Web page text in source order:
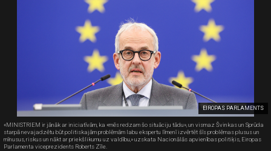
EIROPAS PARLAMENTS
«MINISTRIEM ir jānāk ar iniciatīvām, ka «mēs redzam šo situāciju tādu», un vismaz Švinkas un Sprūda
starpā nevajadzētu būt politiskajām problēmām labu ekspertu līmenī izvērtēt šīs problēmas plusus un
mīnusus, riskus un nākt ar priekšlikumu uz valdību,» uzskata Nacionālās apvienības politiķis, Eiropas
Parlamenta viceprezidents Roberts Zīle.